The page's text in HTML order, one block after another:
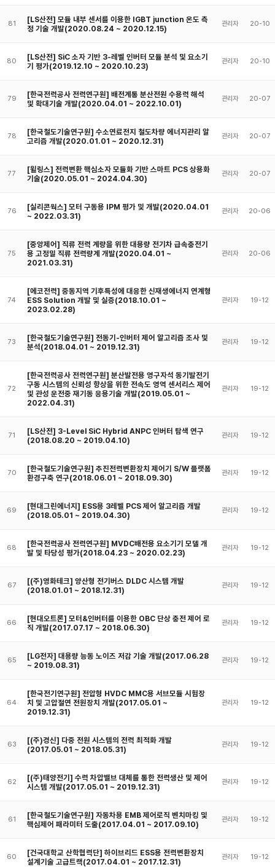
81
[LS산전] 모듈 내부 센서를 이용한 IGBT junction 온도 측
정 기술 개발(2020.08.24 ~ 2020.12.15)
관리자 20-10
80
[LS산전] SiC 소자 기반 3-레벨 인버터 모듈 분석 및 요소기
기 평가(2019.12.10 ~ 2020.10.23)
관리자 20-10
79
[한국전력공사 전력연구원] 배전계통 분산전원 수용력 해석
및 확대기술 개발(2020.04.01 ~ 2022.10.01)
관리자 20-07
78
[한국철도기술연구원] 수소연료전지 철도차량 에너지관리 알
고리즘 개발(2020.01.01 ~ 2020.12.31)
관리자 20-07
77
[윌링스] 전력변환 핵심소자 모듈화 기반 스마트 PCS 상용화
기술(2020.05.01 ~ 2024.04.30)
관리자 20-07
76
[실리콘웍스] 모터 구동용 IPM 평가 및 개발(2020.04.01
~ 2022.03.31)
관리자 20-06
75
[중앙제어] 직류 전력 계량을 위한 대용량 전기차 급속충전기
용 고정밀 직류 전력량계 개발(2020.04.01 ~
2021.03.31)
관리자 20-06
74
[에코전력] 중동지역 기후특성에 대응한 신재생에너지 연계형
ESS Solution 개발 및 실증(2018.10.01 ~
2023.02.28)
관리자 19-12
73
[한국철도기술연구원] 전동기-인버터 제어 알고리즘 조사 및
분석(2018.04.01 ~ 2019.12.31)
관리자 19-12
72
[한국전력공사 전력연구원] 분산발전용 영구자석 동기발전기
구동 시스템의 신뢰성 향상을 위한 전속도 영역 센서리스 제어
및 관성 운전중 재기동 응용기술 개발(2019.05.01 ~
2022.04.31)
관리자 19-12
71
[LS산전] 3-Level SiC Hybrid ANPC 인버터 탐색 연구
(2018.08.20 ~ 2019.04.10)
관리자 19-12
70
[한국철도기술연구원] 추진전력변환장치 제어기 S/W 플랫폼
환경구축 연구(2018.06.01 ~ 2018.09.30)
관리자 19-12
69
[현대그린에너지] ESS용 3레벨 PCS 제어 알고리즘 개발
(2018.05.01 ~ 2019.04.30)
관리자 19-12
68
[한국전력공사 전력연구원] MVDC배전용 요소기기 모델 개
발 및 타당성 평가(2018.04.23 ~ 2020.02.23)
관리자 19-12
67
[(주)영화테크] 양산형 전기버스 DLDC 시스템 개발
(2018.01.01 ~ 2018.12.31)
관리자 19-12
66
[현대오트론] 모터&인버터를 이용한 OBC 단상 충전 제어 로
직 개발(2017.07.17 ~ 2018.06.30)
관리자 19-12
65
[LG전자] 대용량 능동 노이즈 저감 기술 개발(2017.06.28
~ 2019.08.31)
관리자 19-12
64
[한국전기연구원] 전압형 HVDC MMC용 서브모듈 시험장
치 및 고압절연 전원장치 개발(2017.05.01 ~
2019.12.31)
관리자 19-12
63
[(주)경신] 다중 전원 시스템의 전력 최적화 개발
(2017.05.01 ~ 2018.05.31)
관리자 19-12
62
[(주)태양전기] 수력 차압밸브 대체를 통한 전력생산 및 제어
시스템 개발(2017.05.01 ~ 2019.12.31)
관리자 19-12
61
[한국철도기술연구원] 자동차용 EMB 제어로직 벤치마킹 및
핵심제어 패라미터 도출(2017.04.01 ~ 2017.09.10)
관리자 19-12
60
[건국대학교 산학협력단] 하이브리드 ESS용 전력변환장치
설계기술 고급트랙(2017.04.01 ~ 2017.12.31)
관리자 19-12